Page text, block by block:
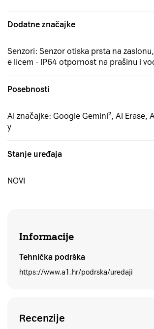
Dodatne značajke
Senzori: Senzor otiska prsta na
e licem - IP64 otpornost na prašinu i
Posebnosti
AI značajke: Google Gemini², AI Erase,
y
Stanje uređaja
NOVI
Informacije
Tehnička podrška
https://www.a1.hr/podrska/uredaji
Recenzije